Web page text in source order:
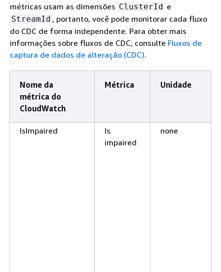
métricas usam as dimensões ClusterId e
StreamId , portanto, você pode monitorar cada fluxo
do CDC de forma independente. Para obter mais
informações sobre fluxos de CDC, consulte Fluxos de
captura de dados de alteração (CDC).
Nome da
métrica do
CloudWatch
Métrica Unidade
IsImpaired
Is
impaired
none